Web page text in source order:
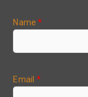
Name*
Email *